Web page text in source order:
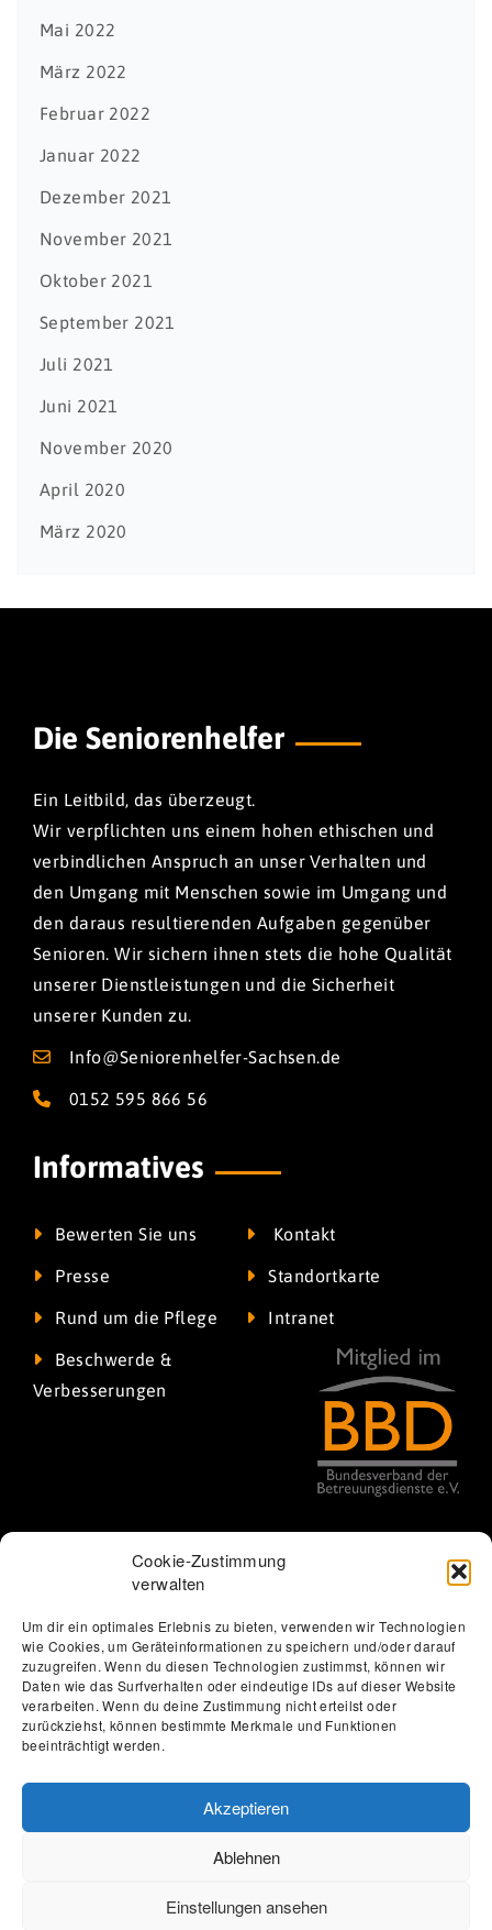
Cookie-Zustimmung
verwalten
Um dir ein optimales Erlebnis zu bieten, verwenden wir Technologien
wie Cookies, um Geräteinformationen zu speichern und/oder darauf
zuzugreifen. Wenn du diesen Technologien zustimmst, können wir
Daten wie das Surfverhalten oder eindeutige IDs auf dieser Website
verarbeiten. Wenn du deine Zustimmung nicht erteilst oder
zurückziehst, können bestimmte Merkmale und Funktionen
beeinträchtigt werden.
Akzeptieren
Ablehnen
Einstellungen ansehen
Mai 2022
März 2022
Februar 2022
Januar 2022
Dezember 2021
November 2021
Oktober 2021
September 2021
Juli 2021
Juni 2021
November 2020
April 2020
März 2020
Die Seniorenhelfer
Ein Leitbild, das überzeugt.
Wir verpflichten uns einem hohen ethischen und
verbindlichen Anspruch an unser Verhalten und
den Umgang mit Menschen sowie im Umgang und
den daraus resultierenden Aufgaben gegenüber
Senioren. Wir sichern ihnen stets die hohe Qualität
unserer Dienstleistungen und die Sicherheit
unserer Kunden zu.
Info@Seniorenhelfer-Sachsen.de
0152 595 866 56
Informatives
Bewerten Sie uns Kontakt
Presse Standortkarte
Rund um die Pflege Intranet
Beschwerde &
Verbesserungen
Thomas Löbel | The Web Designer
Datenschutzerklärung
Erklärung zur Barrierefreiheit
Impressum
Förderung Jobs Kontakt